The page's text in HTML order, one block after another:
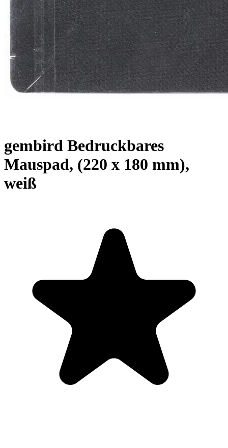
gembird Bedruckbares
Mauspad, (220 x 180 mm),
weiß